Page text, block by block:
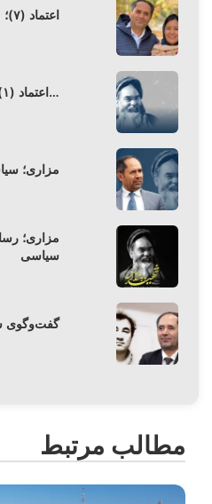
اعتماد (۷)؛ من و بلقیس ـ شهناز
اعتماد (۱)؛ اهدا به مزاری…
مزاری؛
مزاری؛
سیاسی
گفت‌وگوی
مطالب مرتبط